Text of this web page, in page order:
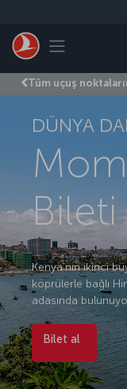
Toggle
Tüm uçuş
DÜNYA
Bileti
Kenya’nın ikinci
köprülerle bağlı
adasında
Bilet al